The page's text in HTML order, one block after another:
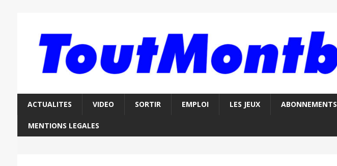
ACTUALITES VIDEO SORTIR EMPLOI LES JEUX ABONNEMENTS
MENTIONS LEGALES